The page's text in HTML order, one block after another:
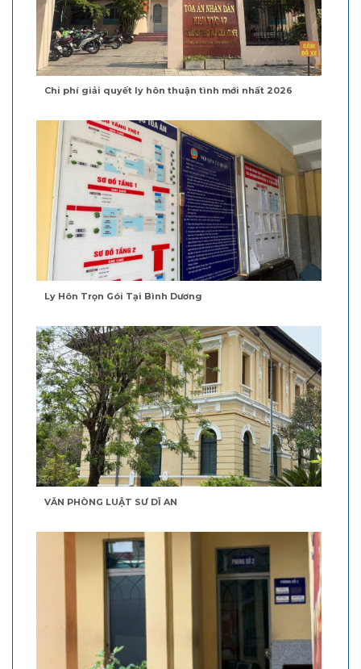
Chi phí giải quyết ly hôn thuận tình mới nhất 2026
Ly Hôn Trọn Gói Tại Bình Dương
VĂN PHÒNG LUẬT SƯ DĨ AN